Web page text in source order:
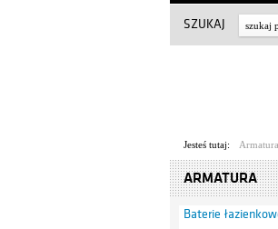
SZUKAJ
Jesteś tutaj: Armatura
ARMATURA
Baterie